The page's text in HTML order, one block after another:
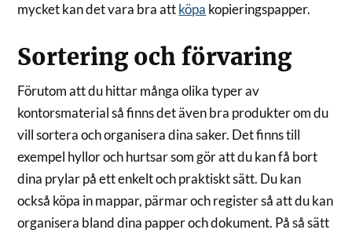
mycket kan det vara bra attköpa kopieringspapper.
Sortering och förvaring
Förutom att du hittar många olika typer av
kontorsmaterial så finns det även bra produkter om du
vill sortera och organisera dina saker. Det finns till
exempel hyllor och hurtsar som gör att du kan få bort
dina prylar på ett enkelt och praktiskt sätt. Du kan
också köpa in mappar, pärmar och register så att du kan
organisera bland dina papper och dokument. På så sätt